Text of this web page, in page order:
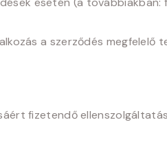
a szerződés
fizetendő